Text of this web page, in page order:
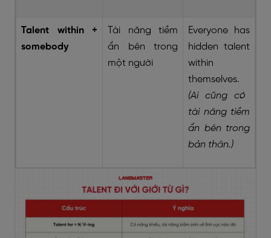
Talent within +
somebody
Tài năng tiềm
ẩn bên trong
một người
Everyone has
hidden talent
within
themselves.
(Ai cũng có
tài năng tiềm
ẩn bên trong
bản thân.)